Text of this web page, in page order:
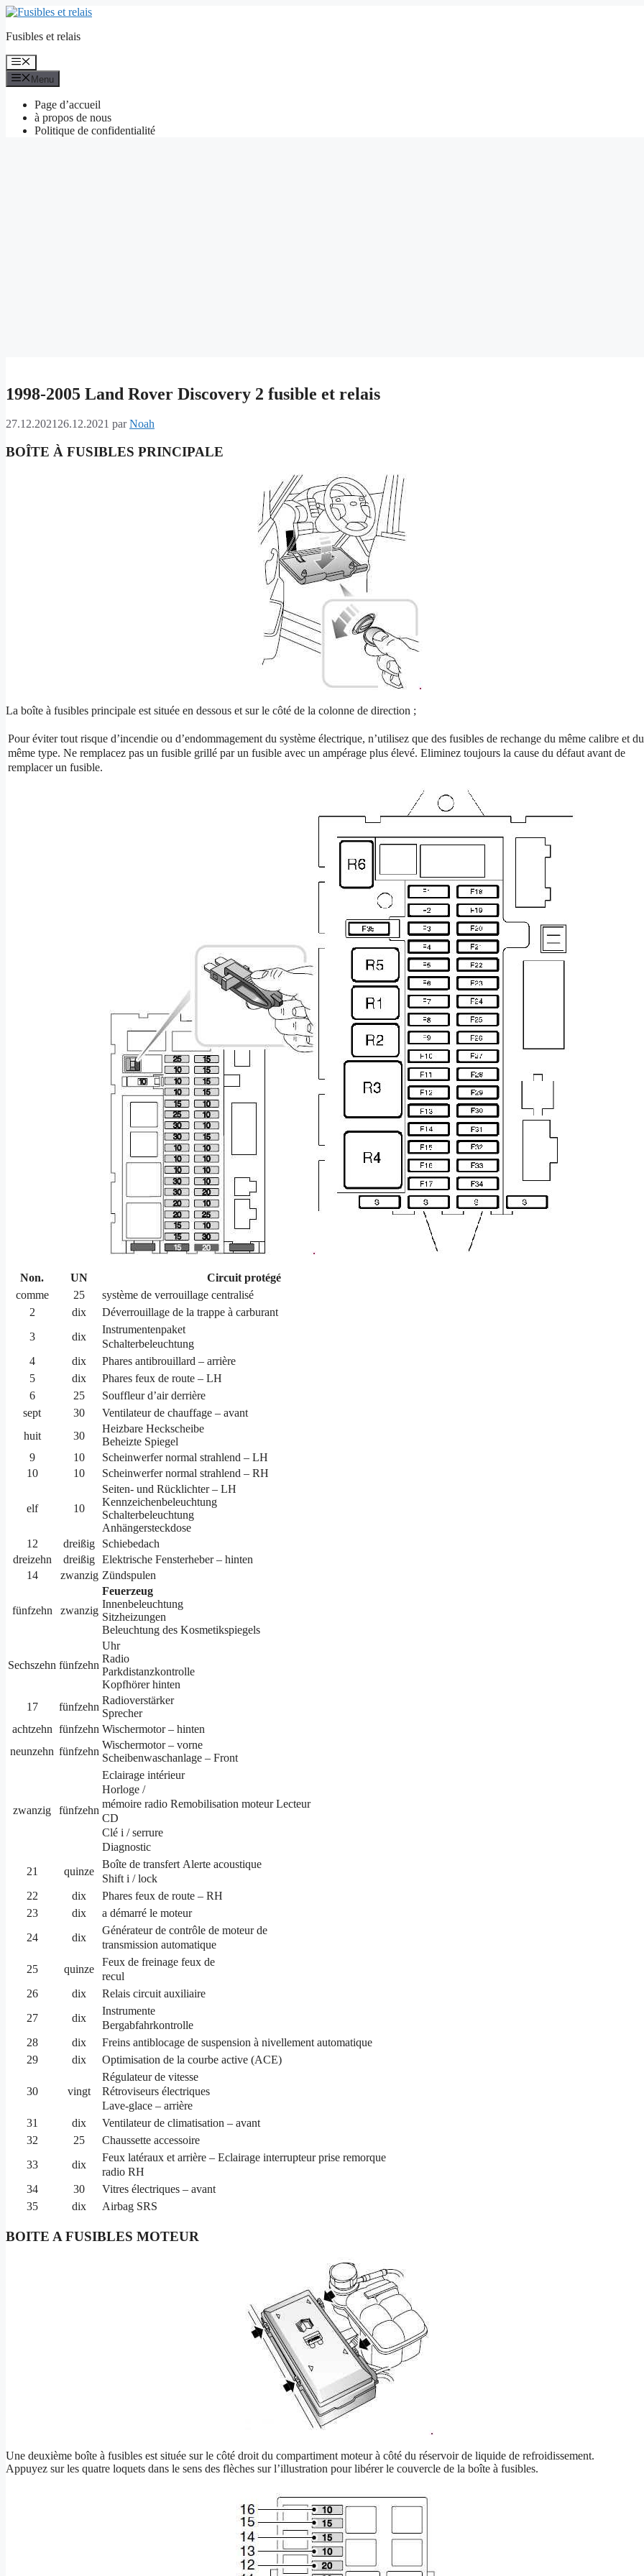
Aller
contenu
Fusibles et relais
Menu
Menu
Page d’accueil
à propos de nous
Politique de confidentialité
1998-2005 Land Rover Discovery 2 fusible et relais
27.12.202126.12.2021 parNoah
BOÎTE À FUSIBLES PRINCIPALE
La boîte à fusibles principale est située en dessous et sur le côté de la colonne de direction ;
Pour éviter tout risque d’incendie ou d’endommagement du système électrique, n’utilisez que des fusibles de rechange du même calibre et du
même type.Ne remplacez pas un fusible grillé par un fusible avec un ampérage plus élevé.Eliminez toujours la cause du défaut avant de
remplacer un fusible.
Non. UN
Circuit protégé
comme
25
système de verrouillage centralisé
2
dix
Déverrouillage de la trappe à carburant
3
dix
Instrumentenpaket
Schalterbeleuchtung
4
dix
Phares antibrouillard – arrière
5
dix
Phares feux de route – LH
6
25
Souffleur d’air derrière
sept
30
Ventilateur de chauffage – avant
huit
30
Heizbare Heckscheibe
Beheizte Spiegel
9
10
Scheinwerfer normal strahlend – LH
10
10 Scheinwerfer normal strahlend – RH
elf 10
Seiten- und Rücklichter – LH
Kennzeichenbeleuchtung
Schalterbeleuchtung
Anhängersteckdose
12
dreißig
Schiebedach
dreizehn
dreißig Elektrische Fensterheber – hinten
14
zwanzig Zündspulen
fünfzehn zwanzig
Feuerzeug
Innenbeleuchtung
Sitzheizungen
Beleuchtung des Kosmetikspiegels
Sechszehn fünfzehn
Uhr
Radio
Parkdistanzkontrolle
Kopfhörer hinten
17
fünfzehn
Radioverstärker
Sprecher
achtzehn fünfzehn Wischermotor – hinten
neunzehn fünfzehn
Wischermotor – vorne
Scheibenwaschanlage – Front
zwanzig fünfzehn
Eclairage intérieur
Horloge /
mémoire radio Remobilisation moteur Lecteur
CD
Clé i / serrure
Diagnostic
21 quinze
Boîte de transfert Alerte acoustique
Shift i / lock
22
dix
Phares feux de route – RH
23
dix
a démarré le moteur
24
dix
Générateur de contrôle de moteur de
transmission automatique
25 quinze
Feux de freinage feux de
recul
26
dix
Relais circuit auxiliaire
27
dix
Instrumente
Bergabfahrkontrolle
28
dix Freins antiblocage de suspension à nivellement automatique
29
dix Optimisation de la courbe active (ACE)
30 vingt
Régulateur de vitesse
Rétroviseurs électriques
Lave-glace – arrière
31
dix
Ventilateur de climatisation – avant
32
25
Chaussette accessoire
33
dix
Feux latéraux et arrière – Eclairage interrupteur prise remorque
radio RH
34
30
Vitres électriques – avant
35
dix Airbag SRS
BOITE A FUSIBLES MOTEUR
Une deuxième boîte à fusibles est située sur le côté droit du compartiment moteur à côté du réservoir de liquide de refroidissement.
Appuyez sur les quatre loquets dans le sens des flèches sur l’illustration pour libérer le couvercle de la boîte à fusibles.